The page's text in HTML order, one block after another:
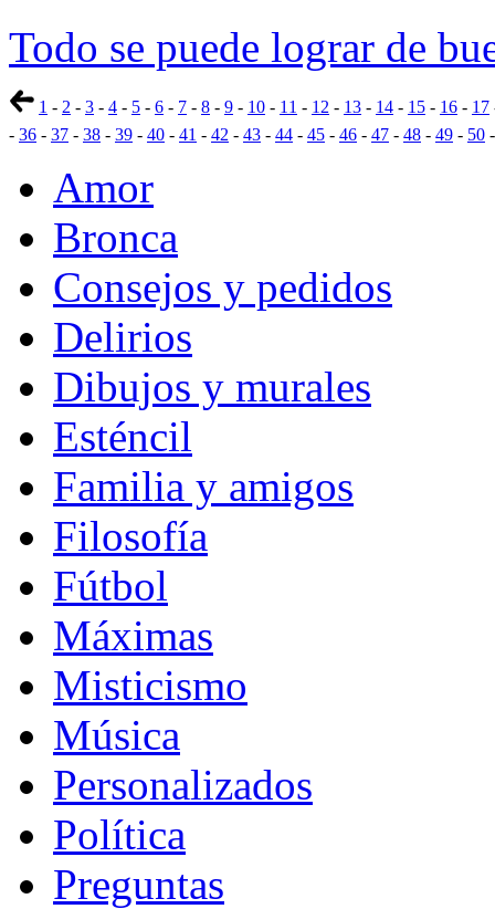
Todo se puede lograr de
1 - 2 - 3 - 4 - 5 - 6 - 7 - 8 - 9 - 10 - 11 - 12 - 13 - 14 - 15 - 16 - 17
- 36 - 37 - 38 - 39 - 40 - 41 - 42 - 43 - 44 - 45 - 46 - 47 - 48 - 49 - 50
Amor
Bronca
Consejos y pedidos
Delirios
Dibujos y murales
Esténcil
Familia y amigos
Filosofía
Fútbol
Máximas
Misticismo
Música
Personalizados
Política
Preguntas